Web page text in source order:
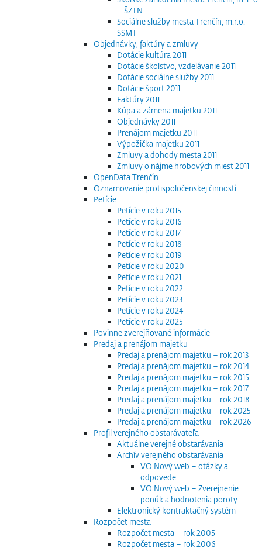
– ŠZTN
Sociálne služby mesta Trenčín, m.r.o. –
SSMT
Objednávky, faktúry a zmluvy
Dotácie kultúra 2011
Dotácie školstvo, vzdelávanie 2011
Dotácie sociálne služby 2011
Dotácie šport 2011
Faktúry 2011
Kúpa a zámena majetku 2011
Objednávky 2011
Prenájom majetku 2011
Výpožička majetku 2011
Zmluvy a dohody mesta 2011
Zmluvy o nájme hrobových miest 2011
OpenData Trenčín
Oznamovanie protispoločenskej činnosti
Petície
Petície v roku 2015
Petície v roku 2016
Petície v roku 2017
Petície v roku 2018
Petície v roku 2019
Petície v roku 2020
Petície v roku 2021
Petície v roku 2022
Petície v roku 2023
Petície v roku 2024
Petície v roku 2025
Povinne zverejňované informácie
Predaj a prenájom majetku
Predaj a prenájom majetku – rok 2013
Predaj a prenájom majetku – rok 2014
Predaj a prenájom majetku – rok 2015
Predaj a prenájom majetku – rok 2017
Predaj a prenájom majetku – rok 2018
Predaj a prenájom majetku – rok 2025
Predaj a prenájom majetku – rok 2026
Profil verejného obstarávateľa
Aktuálne verejné obstarávania
Archív verejného obstarávania
VO Nový web – otázky a
odpovede
VO Nový web – Zverejnenie
ponúk a hodnotenia poroty
Elektronický kontraktačný systém
Rozpočet mesta
Rozpočet mesta – rok 2005
Rozpočet mesta – rok 2006